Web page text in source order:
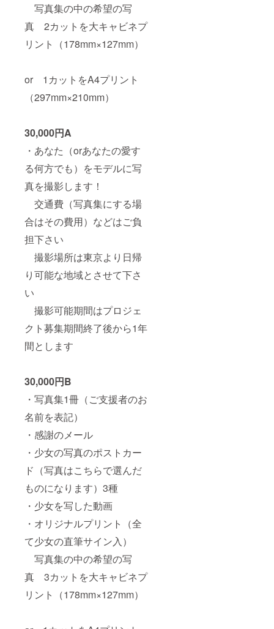
写真集の中の希望の写
真 2カットを大キャビネプ
リント（178mm×127mm）
or 1カットをA4プリント
（297mm×210mm）
30,000円A
・あなた（orあなたの愛す
る何方でも）をモデルに写
真を撮影します！
交通費（写真集にする場
合はその費用）などはご負
担下さい
撮影場所は東京より日帰
り可能な地域とさせて下さ
い
撮影可能期間はプロジェ
クト募集期間終了後から1年
間とします
30,000円B
・写真集1冊（ご支援者のお
名前を表記）
・感謝のメール
・少女の写真のポストカー
ド（写真はこちらで選んだ
ものになります）3種
・少女を写した動画
・オリジナルプリント（全
て少女の直筆サイン入）
写真集の中の希望の写
真 3カットを大キャビネプ
リント（178mm×127mm）